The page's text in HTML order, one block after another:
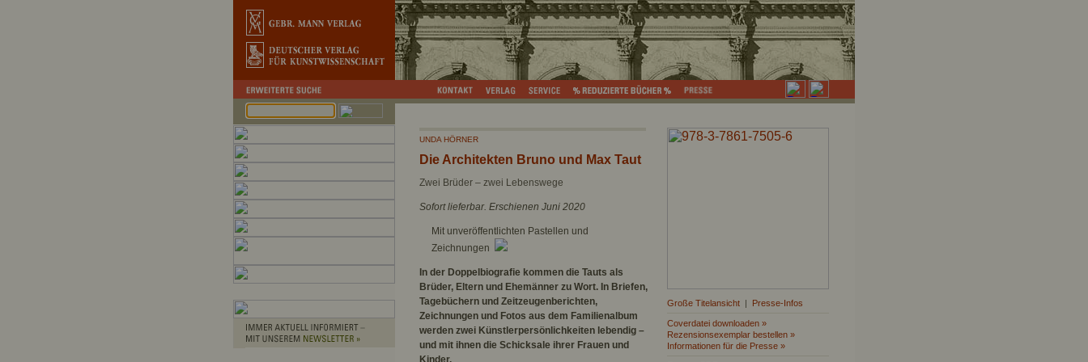
Große Titelansicht | Presse-Infos
Coverdatei downloaden »
Rezensionsexemplar bestellen »
Informationen für die Presse »
UNDA HÖRNER
Die Architekten Bruno und Max Taut
Zwei Brüder – zwei Lebenswege
Sofort lieferbar. Erschienen Juni 2020
Mit unveröffentlichten Pastellen und
Zeichnungen
In der Doppelbiografie kommen die Tauts als
Brüder, Eltern und Ehemänner zu Wort. In Briefen,
Tagebüchern und Zeitzeugenberichten,
Zeichnungen und Fotos aus dem Familienalbum
werden zwei Künstlerpersönlichkeiten lebendig –
und mit ihnen die Schicksale ihrer Frauen und
Kinder.